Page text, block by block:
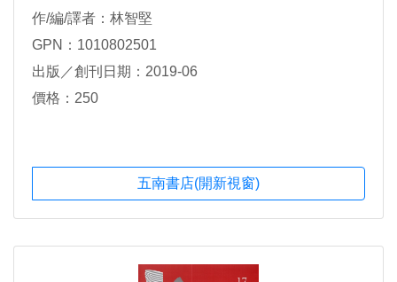
作/編/譯者：林智堅
GPN：1010802501
出版／創刊日期：2019-06
價格：250
五南書店(開新視窗)